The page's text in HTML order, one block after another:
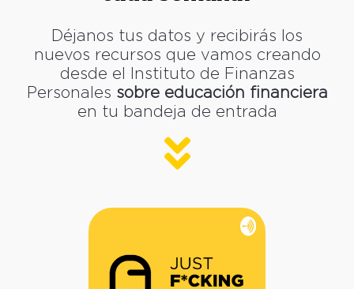
Déjanos tus datos y recibirás los
nuevos recursos que vamos creando
desde el Instituto de Finanzas
Personales sobre educación financiera
en tu bandeja de entrada